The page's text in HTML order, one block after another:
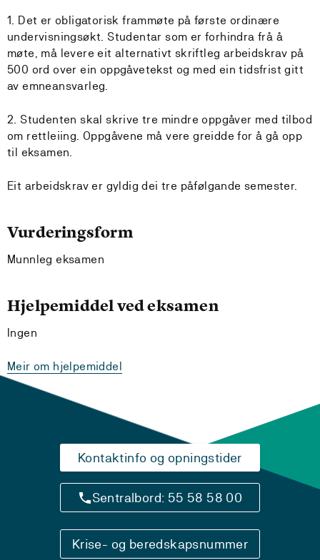
1. Det er obligatorisk frammøte på første ordinære
undervisningsøkt. Studentar som er forhindra frå å
møte, må levere eit alternativt skriftleg arbeidskrav på
500 ord over ein oppgåvetekst og med ein tidsfrist gitt
av emneansvarleg.
2. Studenten skal skrive tre mindre oppgåver med tilbod
om rettleiing. Oppgåvene må vere greidde for å gå opp
til eksamen.
Eit arbeidskrav er gyldig dei tre påfølgande semester.
Vurderingsform
Munnleg eksamen
Hjelpemiddel ved eksamen
Ingen
Meir om hjelpemiddel
Kontaktinfo og opningstider
Sentralbord: 55 58 58 00
Krise- og beredskapsnummer